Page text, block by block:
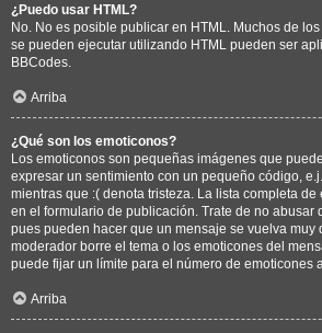
¿Puedo usar HTML?
No. No es posible publicar en HTML. Muchos de
se pueden ejecutar utilizando HTML pueden ser
BBCodes.
Arriba
¿Qué son los emoticonos?
Los emoticonos son pequeñas imágenes que
expresar un sentimiento con un pequeño código,
mientras que :( denota tristeza. La lista completa
en el formulario de publicación. Trate de no abusar
pues pueden hacer que un mensaje se vuelva muy
moderador borre el tema o los emoticones del
puede fijar un límite para el número de emoticones
Arriba